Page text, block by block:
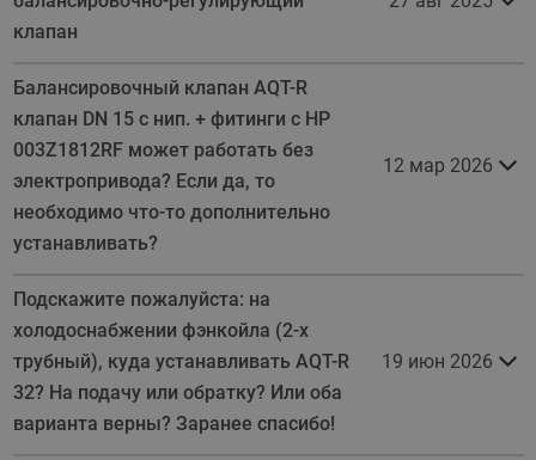
клапан
Балансировочный клапан AQT-R
клапан DN 15 c нип. + фитинги с НР
003Z1812RF может работать без
электропривода? Если да, то
необходимо что-то дополнительно
устанавливать?
12 мар 2026
Подскажите пожалуйста: на
холодоснабжении фэнкойла (2-х
трубный), куда устанавливать AQT-R
32? На подачу или обратку? Или оба
варианта верны? Заранее спасибо!
19 июн 2026